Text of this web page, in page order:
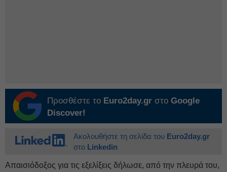
Προσθέστε το Euro2day.gr στο Google
Discover!
Ακολουθήστε τη σελίδα του Euro2day.gr
στο Linkedin
Απαισιόδοξος για τις εξελίξεις δήλωσε, από την πλευρά του,